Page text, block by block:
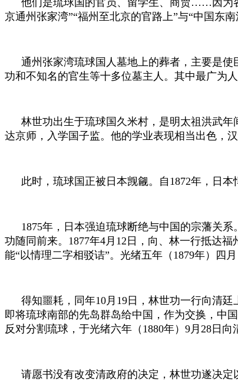
京通州张家湾”“福州至北京的官路上”与“中国东南
通州张家湾琉球国人墓地上的葬者，主要是
功和不知名的官生等十多位墓主人。其中最广为人
林世功出生于琉球国久米村，是明太祖洪武
达京师，入学国子监。他的学业表现相当出色，
此时，琉球国正被日本觊觎。自 1872年，日本
1875年，日本强迫琉球断绝与中国的宗藩关
功随同前来。 1877年4 月 12 日，向、林一行抵达
能“以情理二字相驳诘”。光绪五年（ 1879年）四
得知噩耗，同年10 月 19日，林世功一行向清
即将琉球南部的先岛群岛给中国，作为交换，中
反对分割琉球，于光绪六年（ 1880年） 9 月 28日向
请愿书没有改变清政府的决定，林世功遂决定